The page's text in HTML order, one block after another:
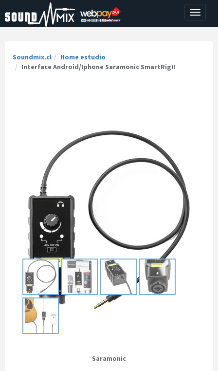
Toggle
Soundmix.cl
Home estudio
Interface Android/Iphone Saramonic SmartRigII
Saramonic